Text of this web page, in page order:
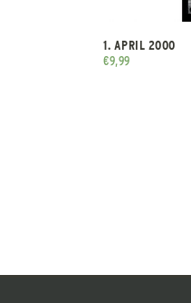
1. APRIL 2000
€9,99